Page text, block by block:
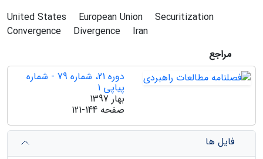
United States European Union
Securitization
Convergence
Divergence
Iran
مراجع
دوره 21، شماره 79 - شماره
پیاپی 1
بهار 1397
صفحه 121-144
فایل ها